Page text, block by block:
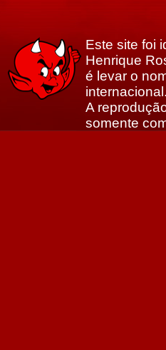
Este site foi
Henrique
é levar o
internacional.
A
somente